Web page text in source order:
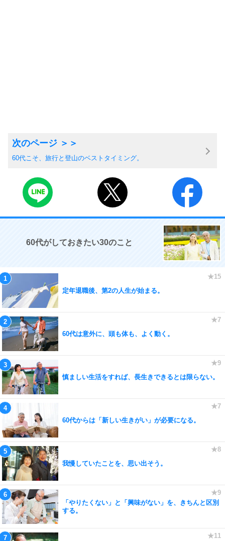
60代こそ、旅行と登山のベストタイミング。
60代がしておきたい30のこと
定年退職後、第2の人生が始まる。
60代は意外に、頭も体も、よく動く。
慎ましい生活をすれば、長生きできるとは限らない。
60代からは「新しい生きがい」が必要になる。
我慢していたことを、思い出そう。
「やりたくない」と「興味がない」を、きちんと区別
する。